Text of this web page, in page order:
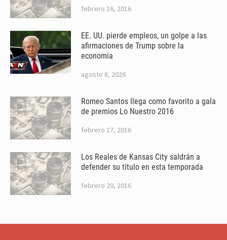
febrero 16, 2016
EE. UU. pierde empleos, un golpe a las
afirmaciones de Trump sobre la
economía
agosto 8, 2026
Romeo Santos llega como favorito a gala
de premios Lo Nuestro 2016
febrero 17, 2016
Los Reales de Kansas City saldrán a
defender su título en esta temporada
febrero 20, 2016